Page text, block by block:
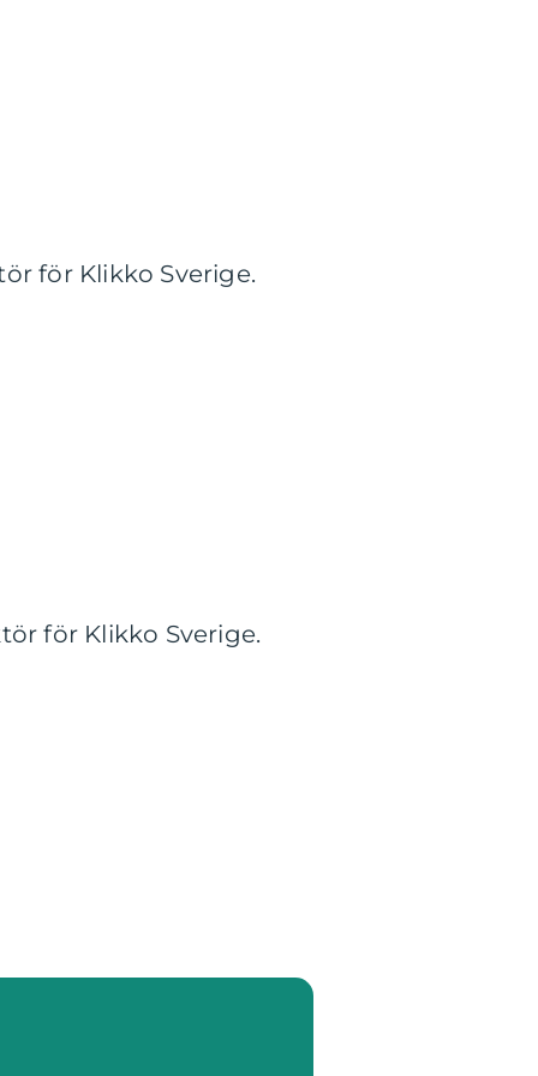
för Klikko Sverige.
för Klikko Sverige.